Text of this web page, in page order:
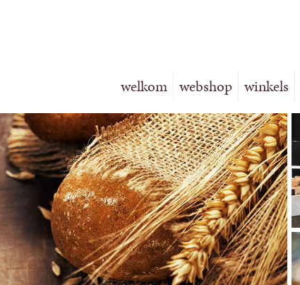
welkom webshop winkels